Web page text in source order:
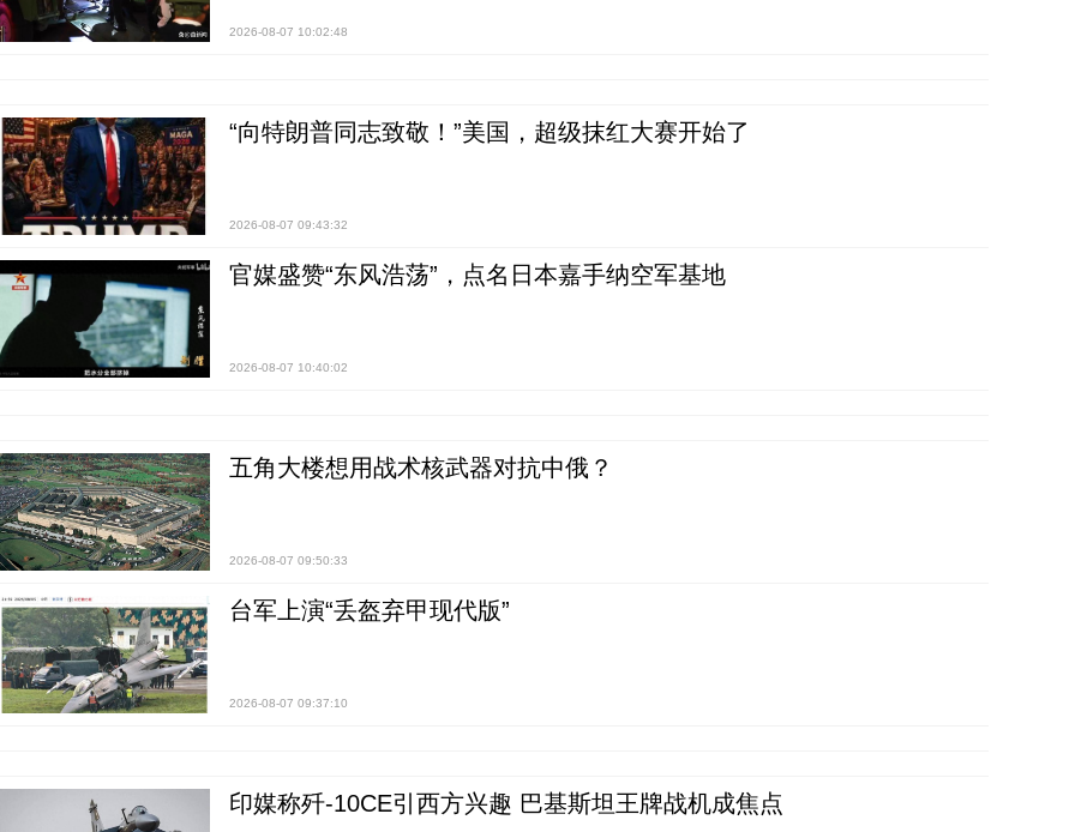
2026-08-07 10:02:48
“向特朗普同志致敬！”美国，超级抹红大赛开始了
2026-08-07 09:43:32
官媒盛赞“东风浩荡”，点名日本嘉手纳空军基地
2026-08-07 10:40:02
五角大楼想用战术核武器对抗中俄？
2026-08-07 09:50:33
台军上演“丢盔弃甲现代版”
2026-08-07 09:37:10
印媒称歼-10CE引西方兴趣 巴基斯坦王牌战机成焦点